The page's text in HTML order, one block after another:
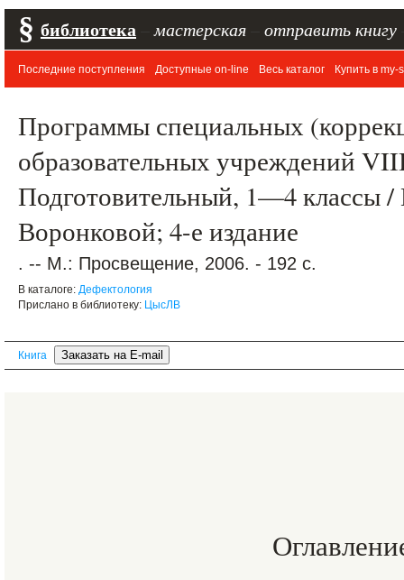
§ библиотека мастерская отправить книгу
Последние поступления Доступные on-line Весь каталог Купить в my-
Программы специальных
образовательных учреждений
Подготовительный, 1—4 классы
Воронковой; 4-е издание
. -- М.: Просвещение, 2006. - 192 с.
В каталоге: Дефектология
Прислано в библиотеку: ЦысЛВ
Книга